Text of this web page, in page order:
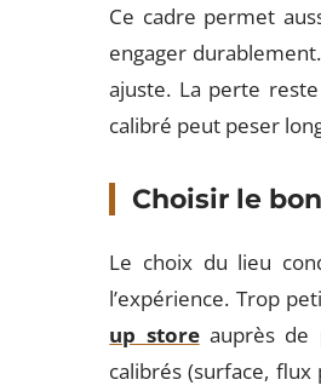
Ce cadre permet
engager
ajuste. La perte
calibré peut peser
Choisir le
Le choix du lieu
l’expérience. Trop
up storeauprès de
calibrés (surface, flux